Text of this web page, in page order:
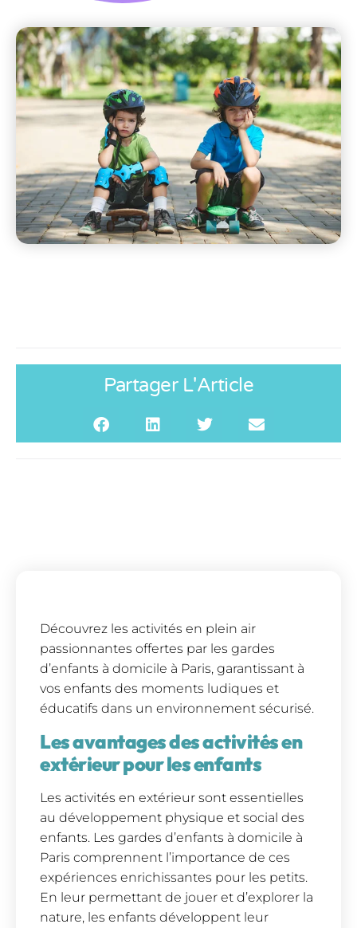
Partager L'Article
Découvrez les activités en plein air
passionnantes offertes par les gardes
d’enfants à domicile à Paris, garantissant à
vos enfants des moments ludiques et
éducatifs dans un environnement sécurisé.
Les avantages des activités en
extérieur pour les enfants
Les activités en extérieur sont essentielles
au développement physique et social des
enfants. Les gardes d’enfants à domicile à
Paris comprennent l’importance de ces
expériences enrichissantes pour les petits.
En leur permettant de jouer et d’explorer la
nature, les enfants développent leur